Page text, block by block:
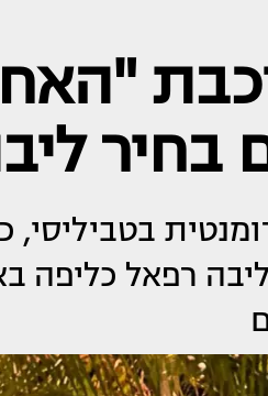
בטביליסי,
רפאל כליפה